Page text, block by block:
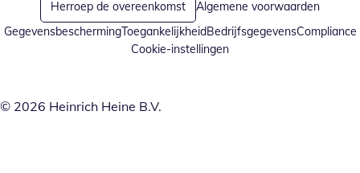
Herroep de overeenkomst
Algemene voorwaarden
GegevensbeschermingToegankelijkheidBedrijfsgegevensCompliance
Cookie-instellingen
© 2026 Heinrich Heine B.V.